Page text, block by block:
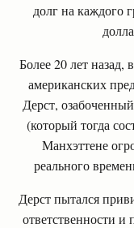
долг на каждого
Более 20 лет назад,
американских
Дерст,
(который тогда
Манхэттене
реального
Дерст пытался
ответственности и